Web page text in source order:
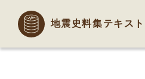
地震史料集テキス